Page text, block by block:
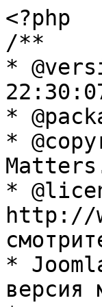
<?php
/**
*
*
*
*
http://
*
версия